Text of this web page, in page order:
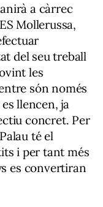
a càrrec
Mollerussa,
del seu treball
les
són només
llencen, ja
concret. Per
té el
i per tant més
es convertiran